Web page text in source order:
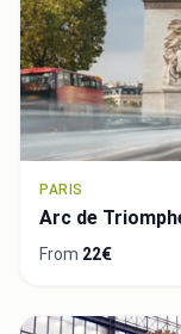
PARIS
Arc de
From 22€